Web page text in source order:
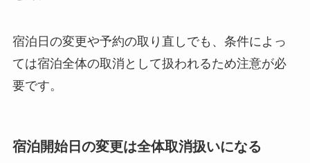
宿泊日の変更や予約の取り直しでも、条件によっ
ては宿泊全体の取消として扱われるため注意が必
要です。
宿泊開始日の変更は全体取消扱いになる